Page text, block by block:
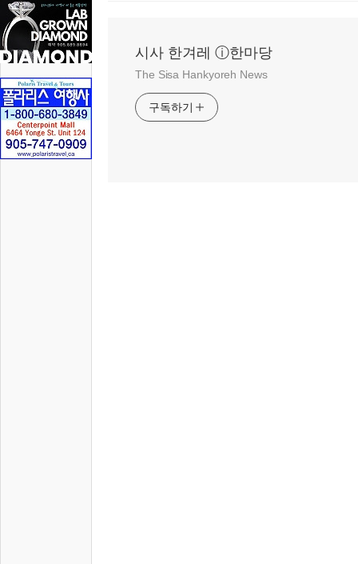
시사 한겨레 ⓘ한마당
The Sisa Hankyoreh News
구독하기